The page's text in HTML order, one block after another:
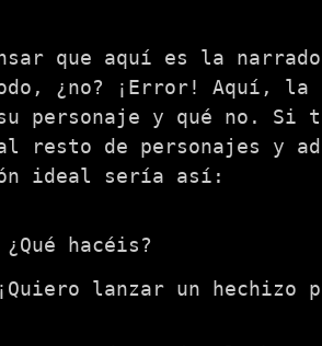
que aquí es la
¿no? ¡Error! Aquí, la
su personaje y qué no.
resto de personajes y
ideal sería así:
¿Qué hacéis?
lanzar un hechizo